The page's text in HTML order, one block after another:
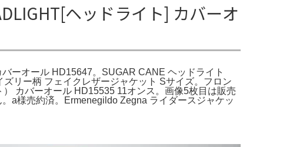
ヘッドライト] カバーオ
ーオール HD15647。SUGAR CANE ヘッドライト
リー柄 フェイクレザージャケット Sサイズ。フロン
カバーオール HD15535 11オンス。画像5枚目は販売
a様売約済。Ermenegildo Zegna ライダースジャケッ